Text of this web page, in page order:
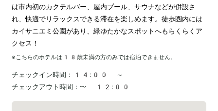
は市内初のカクテルバー、屋内プール、サウナなどが併設さ
れ、快適でリラックスできる滞在を楽しめます。徒歩圏内には
カイサニエミ公園があり、緑ゆたかなスポットへもらくらくア
クセス！
※こちらのホテルは 18 歳未満の方のみでは宿泊できません。
チェックイン時間：
14:00 ～
チェックアウト時間： 〜 12:00